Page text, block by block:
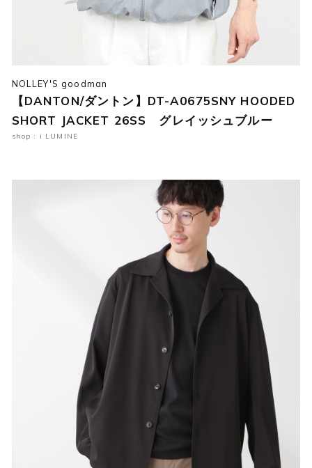
NOLLEY'S goodman
【DANTON/ダントン】DT-A0675SNY HOODED
SHORT JACKET 26SS グレイッシュブルー
shop : i LUMINE